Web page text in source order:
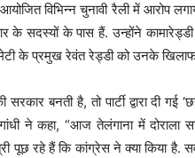
आयोजित विभिन्न चुनावी रैली में
के सदस्यों के पास हैं. उन्होंने
के प्रमुख रेवंत रेड्डी को उनके
बनती है, तो पार्टी द्वारा दी
ने कहा, “आज तेलंगाना में
रहे हैं कि कांग्रेस ने क्या किया है.